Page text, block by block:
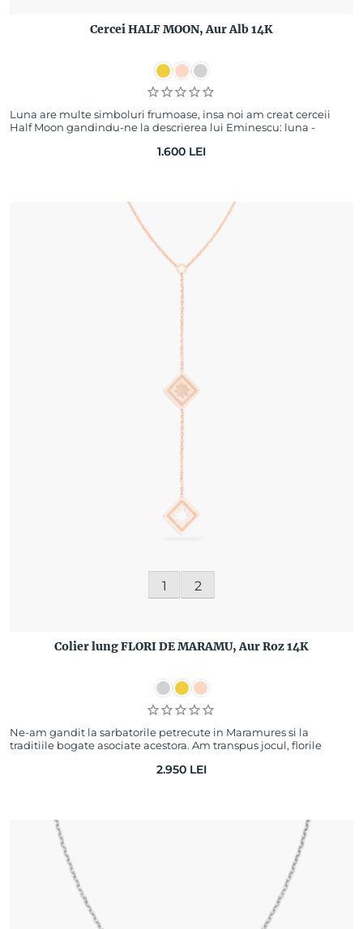
Cercei HALF MOON, Aur Alb 14K
Luna are multe simboluri frumoase, insa noi am creat cerceii
Half Moon gandindu-ne la descrierea lui Eminescu: luna -
1.600 LEI
1 2
Colier lung FLORI DE MARAMU, Aur Roz 14K
Ne-am gandit la sarbatorile petrecute in Maramures si la
traditiile bogate asociate acestora. Am transpus jocul, florile
2.950 LEI